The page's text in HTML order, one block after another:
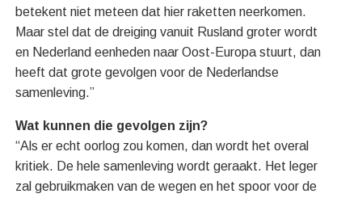
betekent niet meteen dat hier raketten neerkomen.
Maar stel dat de dreiging vanuit Rusland groter wordt
en Nederland eenheden naar Oost-Europa stuurt, dan
heeft dat grote gevolgen voor de Nederlandse
samenleving.”
Wat kunnen die gevolgen zijn?
“Als er echt oorlog zou komen, dan wordt het overal
kritiek. De hele samenleving wordt geraakt. Het leger
zal gebruikmaken van de wegen en het spoor voor de